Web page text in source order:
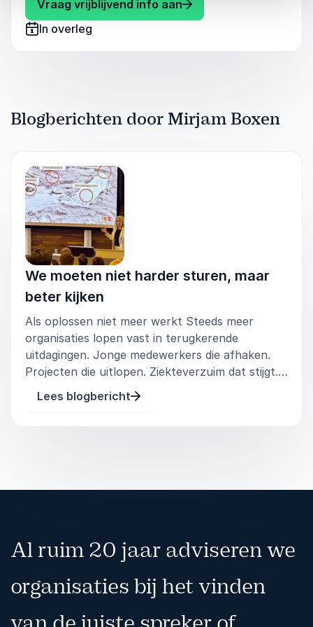
moet, maar ook ten minste één concrete en
haalbare stap om direct in beweging te komen,
passend bij jouw leiderschapsrol én de opgave
Vraag vrijblijvend info aan: Mirjam Boxen
In overleg
Blogberichten door Mirjam Boxen
We moeten niet harder sturen, maar
beter kijken
Als oplossen niet meer werkt Steeds meer
organisaties lopen vast in terugkerende
uitdagingen. Jonge medewerkers die afhaken.
Projecten die uitlopen. Ziekteverzuim dat stijgt.
Ondanks de goede wil en ervaring van
leidinggevenden blijven sommige problemen zich
Lees blogbericht
Al ruim 20 jaar adviseren we
organisaties bij het vinden